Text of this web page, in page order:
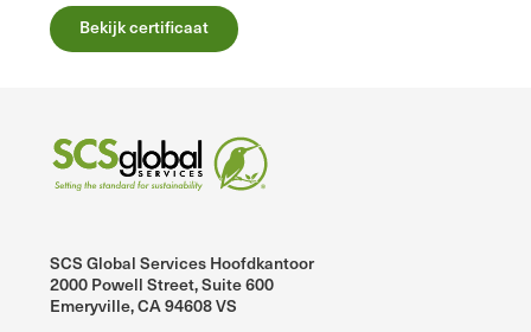
Bekijk certificaat
SCS Global Services Hoofdkantoor
2000 Powell Street, Suite 600
Emeryville, CA 94608 VS